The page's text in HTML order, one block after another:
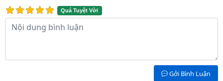
Quá Tuyệt Vời
Nội dung bình luận
Gởi Bình Luận